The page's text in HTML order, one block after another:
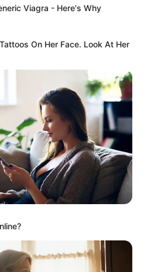
à
le Quinté du jour
Viagra - Here's Why
On Her Face. Look At Her